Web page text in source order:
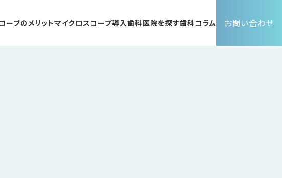
ープのメリットマイクロスコープ導入歯科医院を探す歯科コラム お問い合わせ